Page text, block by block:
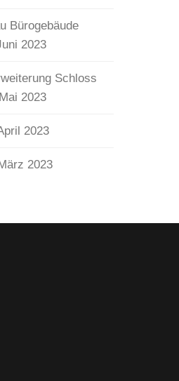
Bürogebäude
2023
Schloss
2023
2023
2023